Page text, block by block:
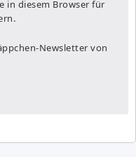
in diesem Browser für
Newsletter von